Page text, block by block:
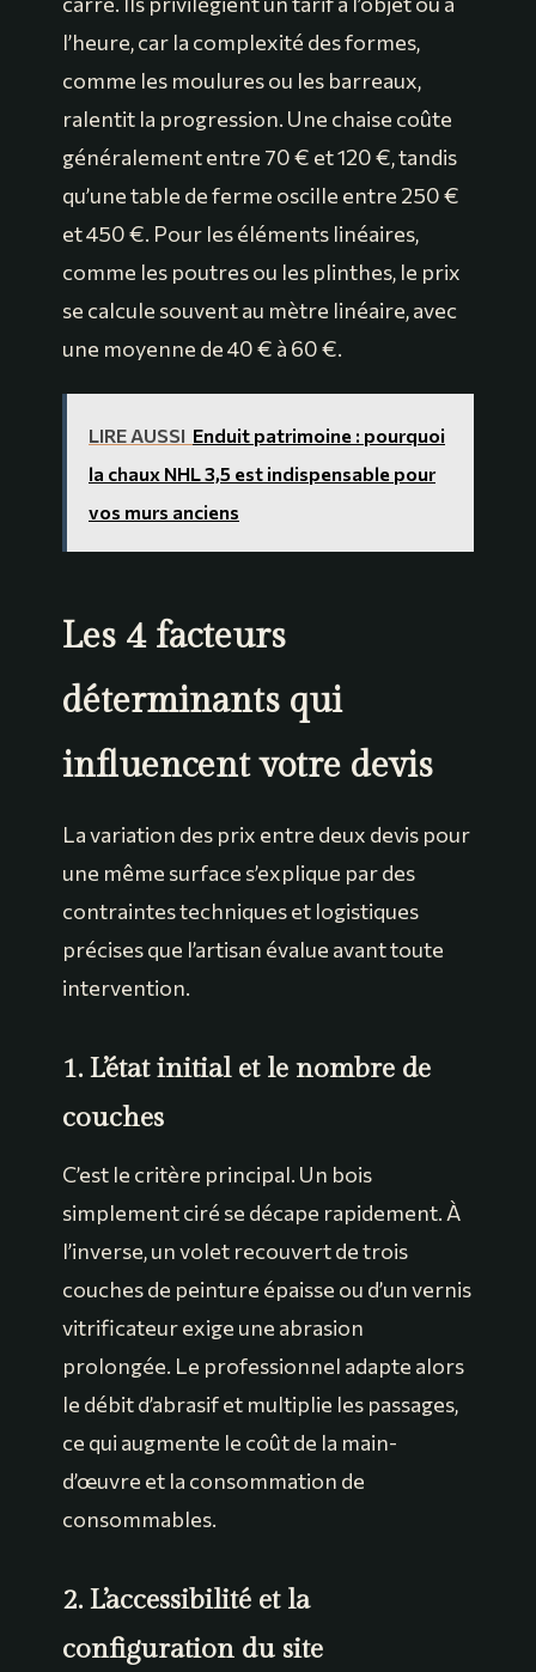
l’heure, car la complexité des formes,
comme les moulures ou les barreaux,
ralentit la progression. Une chaise coûte
généralement entre 70 € et 120 €, tandis
qu’une table de ferme oscille entre 250 €
et 450 €. Pour les éléments linéaires,
comme les poutres ou les plinthes, le prix
se calcule souvent au mètre linéaire, avec
une moyenne de 40 € à 60 €.
LIRE AUSSI Enduit patrimoine : pourquoi
la chaux NHL 3,5 est indispensable pour
vos murs anciens
Les 4 facteurs
déterminants qui
influencent votre devis
La variation des prix entre deux devis pour
une même surface s’explique par des
contraintes techniques et logistiques
précises que l’artisan évalue avant toute
intervention.
1. L’état initial et le nombre de
couches
C’est le critère principal. Un bois
simplement ciré se décape rapidement. À
l’inverse, un volet recouvert de trois
couches de peinture épaisse ou d’un vernis
vitrificateur exige une abrasion
prolongée. Le professionnel adapte alors
le débit d’abrasif et multiplie les passages,
ce qui augmente le coût de la main-
d’œuvre et la consommation de
consommables.
2. L’accessibilité et la
configuration du site